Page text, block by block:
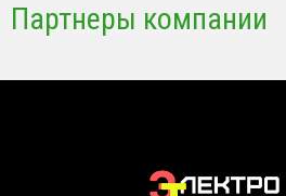
Партнеры компании